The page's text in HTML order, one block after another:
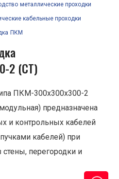
металлические проходки
кабельные проходки
ПКМ
2 (СТ)
ПКМ-300х300х300-2
предназначена
и контрольных кабелей
кабелей) при
перегородки и